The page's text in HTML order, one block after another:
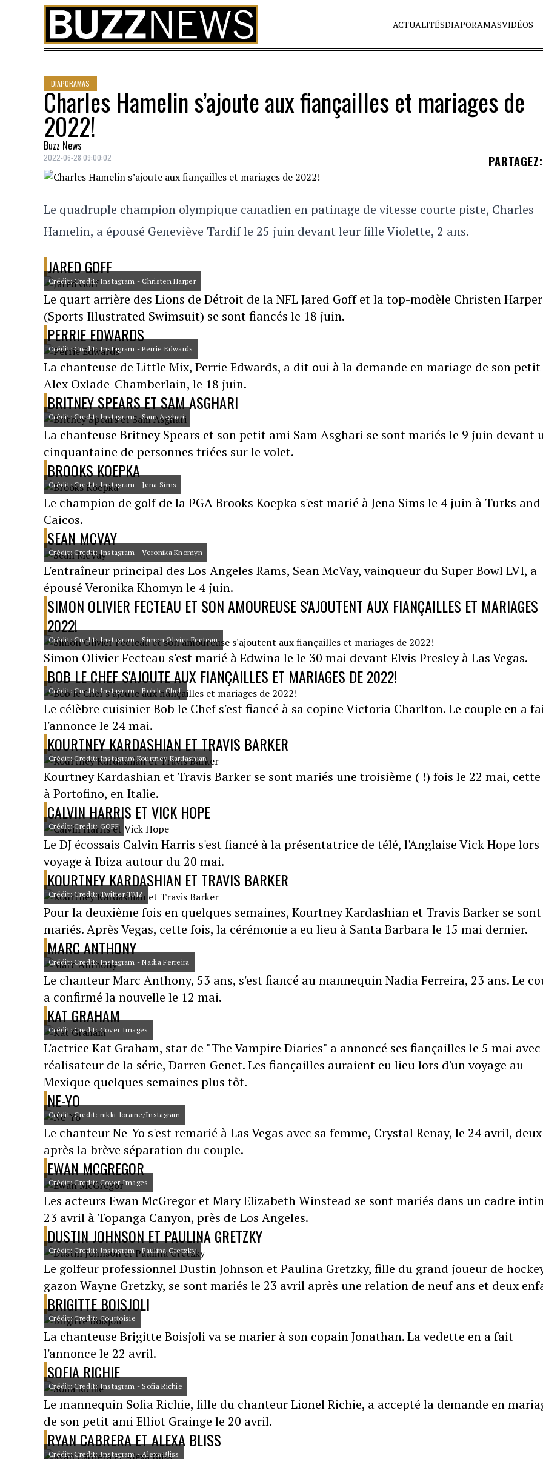
Skip to content
ACTUALITÉSDIAPORAMASVIDÉOS
DIAPORAMAS
Charles Hamelin s’ajoute aux fiançailles et mariages de
2022!
Buzz News
2022-06-28 09:00:02 PARTAGEZ:
Le quadruple champion olympique canadien en patinage de vitesse courte piste, Charles
Hamelin, a épousé Geneviève Tardif le 25 juin devant leur fille Violette, 2 ans.
JARED GOFF
Crédit: Credit: Instagram - Christen Harper
Le quart arrière des Lions de Détroit de la NFL Jared Goff et la top-modèle Christen Harper
(Sports Illustrated Swimsuit) se sont fiancés le 18 juin.
PERRIE EDWARDS
Crédit: Credit: Instagram - Perrie Edwards
La chanteuse de Little Mix, Perrie Edwards, a dit oui à la demande en mariage de son
Alex Oxlade-Chamberlain, le 18 juin.
BRITNEY SPEARS ET SAM ASGHARI
Crédit: Credit: Instagram - Sam Asghari
La chanteuse Britney Spears et son petit ami Sam Asghari se sont mariés le 9 juin devant
cinquantaine de personnes triées sur le volet.
BROOKS KOEPKA
Crédit: Credit: Instagram - Jena Sims
Le champion de golf de la PGA Brooks Koepka s'est marié à Jena Sims le 4 juin à Turks and
Caicos.
SEAN MCVAY
Crédit: Credit: Instagram - Veronika Khomyn
L'entraîneur principal des Los Angeles Rams, Sean McVay, vainqueur du Super Bowl LVI, a
épousé Veronika Khomyn le 4 juin.
SIMON OLIVIER FECTEAU ET SON AMOUREUSE S'AJOUTENT AUX FIANÇAILLES ET MARIAGES
2022!
Crédit: Credit: Instagram - Simon Olivier Fecteau
Simon Olivier Fecteau s'est marié à Edwina le le 30 mai devant Elvis Presley à Las Vegas.
BOB LE CHEF S'AJOUTE AUX FIANÇAILLES ET MARIAGES DE 2022!
Crédit: Credit: Instagram - Bob le Chef
Le célèbre cuisinier Bob le Chef s'est fiancé à sa copine Victoria Charlton. Le couple en a
l'annonce le 24 mai.
KOURTNEY KARDASHIAN ET TRAVIS BARKER
Crédit: Credit: Instagram Kourtney Kardashian
Kourtney Kardashian et Travis Barker se sont mariés une troisième ( !) fois le 22 mai,
à Portofino, en Italie.
CALVIN HARRIS ET VICK HOPE
Crédit: Credit: GOFF
Le DJ écossais Calvin Harris s'est fiancé à la présentatrice de télé, l'Anglaise Vick Hope
voyage à Ibiza autour du 20 mai.
KOURTNEY KARDASHIAN ET TRAVIS BARKER
Crédit: Credit: Twitter TMZ
Pour la deuxième fois en quelques semaines, Kourtney Kardashian et Travis Barker se sont
mariés. Après Vegas, cette fois, la cérémonie a eu lieu à Santa Barbara le 15 mai dernier.
MARC ANTHONY
Crédit: Credit: Instagram - Nadia Ferreira
Le chanteur Marc Anthony, 53 ans, s'est fiancé au mannequin Nadia Ferreira, 23 ans. Le
a confirmé la nouvelle le 12 mai.
KAT GRAHAM
Crédit: Credit: Cover Images
L'actrice Kat Graham, star de "The Vampire Diaries" a annoncé ses fiançailles le 5 mai avec
réalisateur de la série, Darren Genet. Les fiançailles auraient eu lieu lors d'un voyage au
Mexique quelques semaines plus tôt.
NE-YO
Crédit: Credit: nikki_loraine/Instagram
Le chanteur Ne-Yo s'est remarié à Las Vegas avec sa femme, Crystal Renay, le 24 avril,
après la brève séparation du couple.
EWAN MCGREGOR
Crédit: Credit: Cover Images
Les acteurs Ewan McGregor et Mary Elizabeth Winstead se sont mariés dans un cadre
23 avril à Topanga Canyon, près de Los Angeles.
DUSTIN JOHNSON ET PAULINA GRETZKY
Crédit: Credit: Instagram - Paulina Gretzky
Le golfeur professionnel Dustin Johnson et Paulina Gretzky, fille du grand joueur de
gazon Wayne Gretzky, se sont mariés le 23 avril après une relation de neuf ans et deux
BRIGITTE BOISJOLI
Crédit: Credit: Courtoisie
La chanteuse Brigitte Boisjoli va se marier à son copain Jonathan. La vedette en a fait
l'annonce le 22 avril.
SOFIA RICHIE
Crédit: Credit: Instagram - Sofia Richie
Le mannequin Sofia Richie, fille du chanteur Lionel Richie, a accepté la demande en
de son petit ami Elliot Grainge le 20 avril.
RYAN CABRERA ET ALEXA BLISS
Crédit: Credit: Instagram - Alexa Bliss